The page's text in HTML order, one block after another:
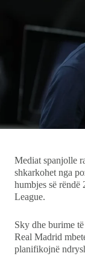
Ekonomi
Teknologji
DuVideo
Mediat spanjolle
shkarkohet nga
humbjes së
League.
Sky dhe burime
Real Madrid
planifikojnë